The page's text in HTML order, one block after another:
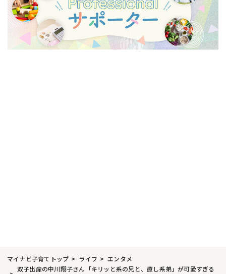
マイナビ子育てトップ ライフ
エンタメ
双子出産の中川翔子さん「キリッと系の兄と、癒し系弟」が可愛すぎる